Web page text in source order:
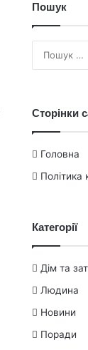
Пошук
Сторінки
Головна
Політика
Категорії
Дім та
Людина
Новини
Поради